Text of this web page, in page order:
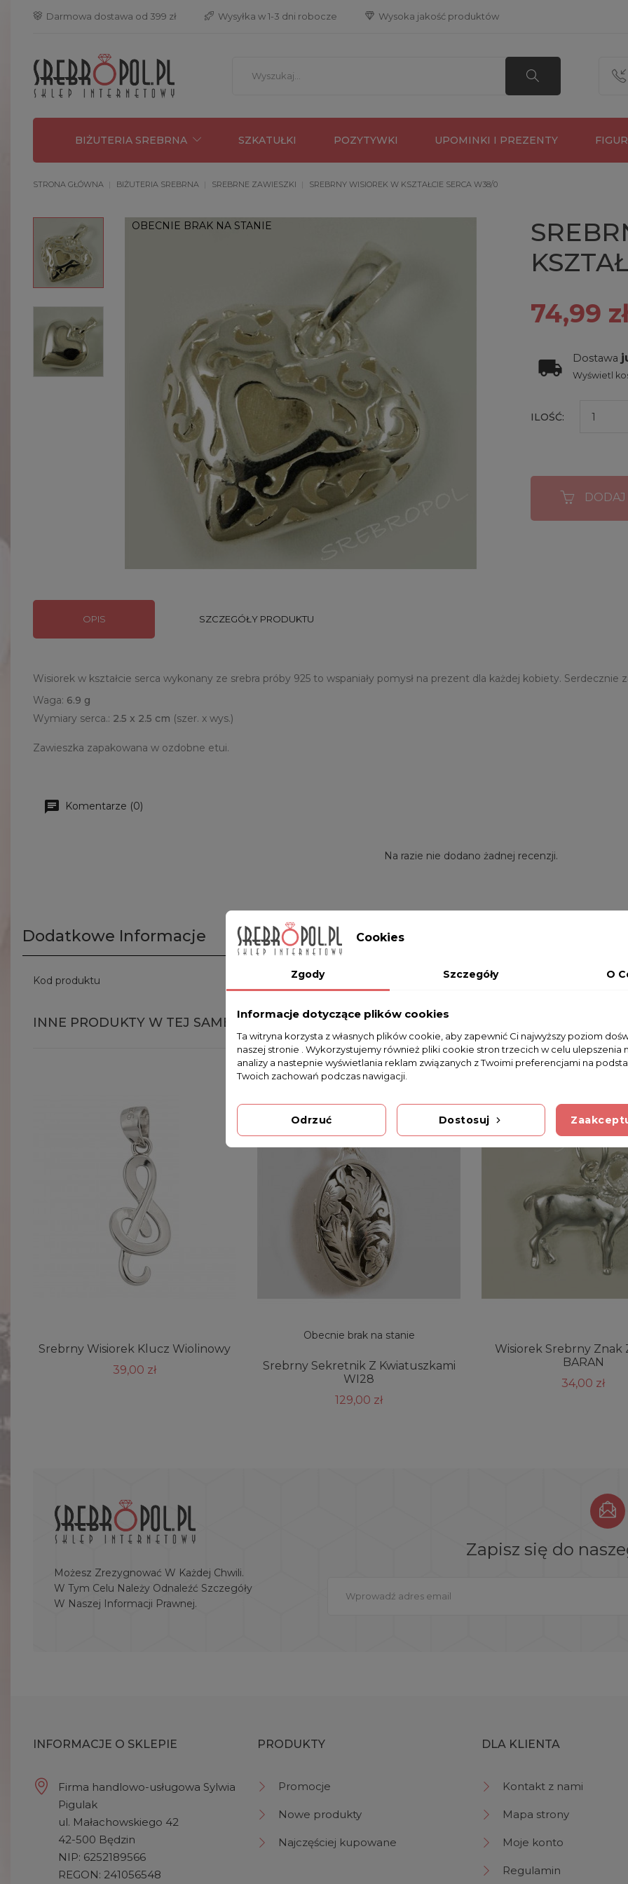
 Darmowa dostawa od 399 zł  Wysyłka w 1-3 dni robocze  Wysoka jakość produktów
BIŻUTERIA SREBRNA SZKATUŁKI POZYTYWKI UPOMINKI I PREZENTY
STRONA GŁÓWNA BIŻUTERIA SREBRNA SREBRNE ZAWIESZKI SREBRNY WISIOREK W KSZTAŁCIE SERCA W38/0
OBECNIE BRAK NA STANIE
74,99
Dostawa
Wyświetl
ILOŚĆ:
OPIS SZCZEGÓŁY PRODUKTU
Wisiorek w kształcie serca wykonany ze srebra próby 925 to wspaniały pomysł na prezent dla każdej kobiety. Serdecznie
Waga: 6.9 g
Wymiary serca.: 2.5 x 2.5 cm (szer. x wys.)
Zawieszka zapakowana w ozdobne etui.
Komentarze (0)
Na razie nie dodano żadnej recenzji.
Dodatkowe Informacje
Kod produktu
INNE PRODUKTY W TEJ SAMEJ KATEGORII
Srebrny Wisiorek Klucz Wiolinowy
39,00 zł
Obecnie brak na stanie
Srebrny Sekretnik Z Kwiatuszkami
WI28
129,00 zł
Wisiorek Srebrny Znak
BARAN
34,00 zł
Możesz Zrezygnować W Każdej Chwili.
W Tym Celu Należy Odnaleźć Szczegóły
W Naszej Informacji Prawnej.
Zapisz się do
INFORMACJE O SKLEPIE
Firma handlowo-usługowa Sylwia
Pigulak
ul. Małachowskiego 42
42-500 Będzin
NIP: 6252189566
REGON: 241056548
PRODUKTY
Promocje
Nowe produkty
Najczęściej kupowane
DLA KLIENTA
Kontakt z nami
Mapa strony
Moje konto
Regulamin
Cookies
Zgody Szczegóły O
Informacje dotyczące plików cookies
Ta witryna korzysta z własnych plików cookie, aby zapewnić Ci najwyższy poziom
naszej stronie . Wykorzystujemy również pliki cookie stron trzecich w celu ulepszenia
analizy a nastepnie wyświetlania reklam związanych z Twoimi preferencjami na
Twoich zachowań podczas nawigacji.
Odrzuć Dostosuj